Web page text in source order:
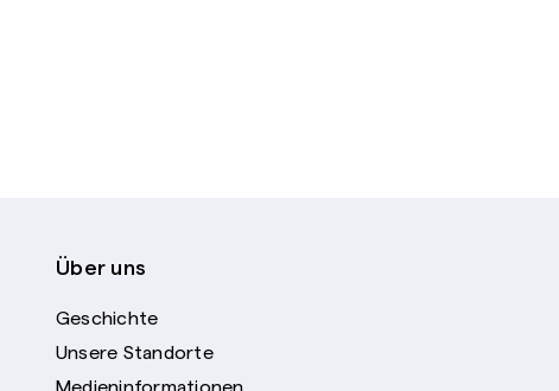
Über uns
Geschichte
Unsere Standorte
Medieninformationen